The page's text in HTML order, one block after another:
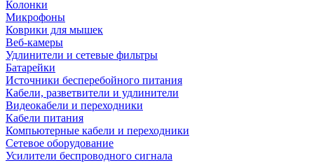
Колонки
Микрофоны
Коврики для мышек
Веб-камеры
Удлинители и сетевые фильтры
Батарейки
Источники бесперебойного питания
Кабели, разветвители и удлинители
Видеокабели и переходники
Кабели питания
Компьютерные кабели и переходники
Сетевое оборудование
Усилители беспроводного сигнала